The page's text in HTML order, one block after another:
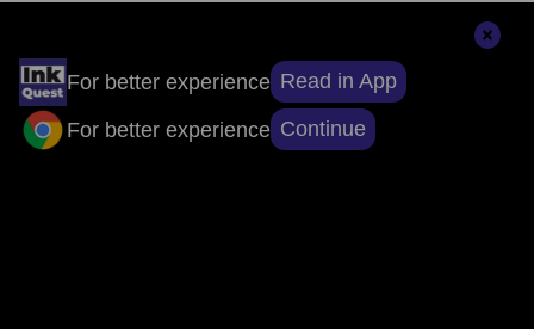
For better experience Read in App
For better experience Continue